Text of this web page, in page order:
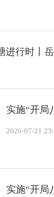
进行时丨
实施“开局
2026-07-21
实施“开局